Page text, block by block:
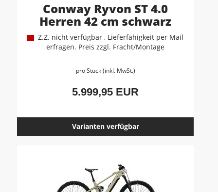
Conway Ryvon ST 4.0
Herren 42 cm schwarz
Z.Z. nicht verfügbar , Lieferfähigkeit per Mail
erfragen. Preis zzgl. Fracht/Montage
pro Stück (inkl. MwSt.)
5.999,95 EUR
Varianten verfügbar